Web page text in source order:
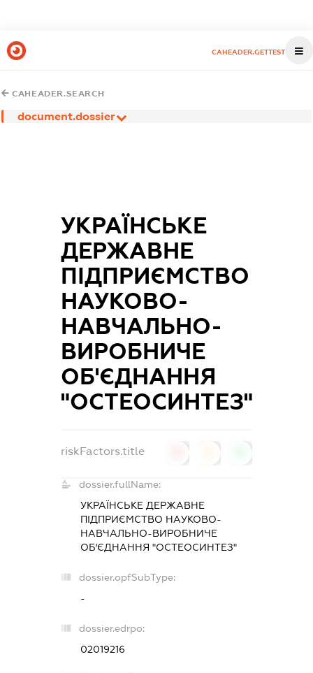
CAHEADER.GETTEST
CAHEADER.SEARCH
document.dossier
УКРАЇНСЬКЕ
ДЕРЖАВНЕ
ПІДПРИЄМСТВО
НАУКОВО-
НАВЧАЛЬНО-
ВИРОБНИЧЕ
ОБ'ЄДНАННЯ
"ОСТЕОСИНТЕЗ"
riskFactors.title
dossier.fullName:
УКРАЇНСЬКЕ ДЕРЖАВНЕ
ПІДПРИЄМСТВО НАУКОВО-
НАВЧАЛЬНО-ВИРОБНИЧЕ
ОБ'ЄДНАННЯ "ОСТЕОСИНТЕЗ"
dossier.opfSubType:
-
dossier.edrpo:
02019216